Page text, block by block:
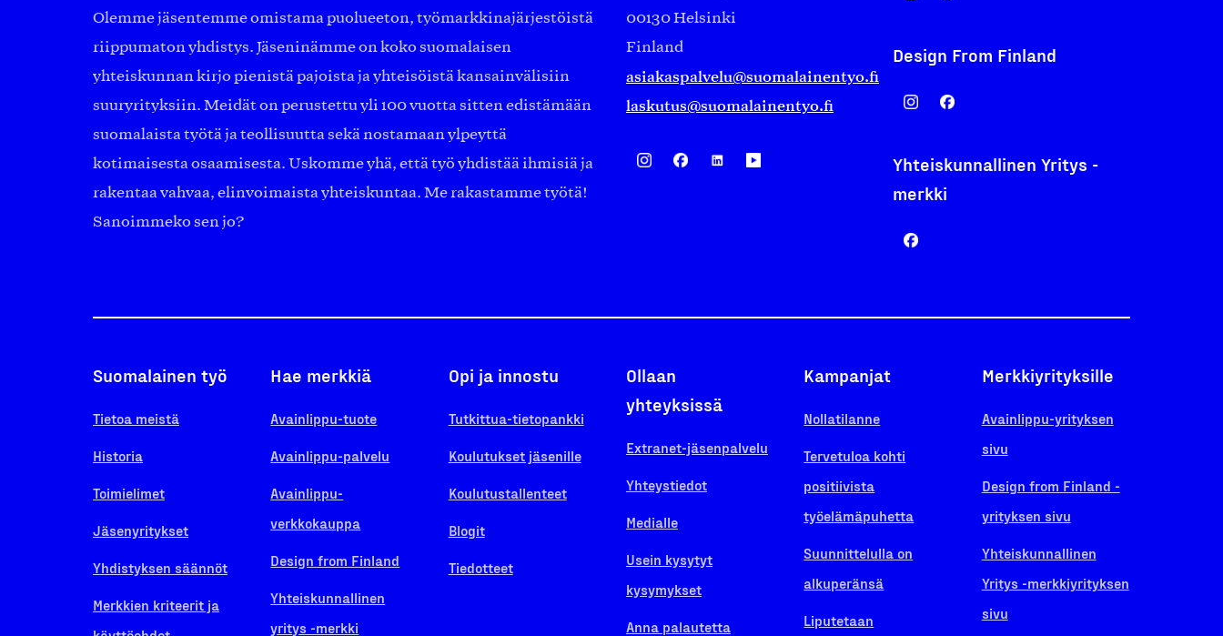
Olemme jäsentemme omistama puolueeton, työmarkkinajärjestöistä
riippumaton yhdistys. Jäseninämme on koko suomalaisen
yhteiskunnan kirjo pienistä pajoista ja yhteisöistä kansainvälisiin
suuryrityksiin. Meidät on perustettu yli 100 vuotta sitten edistämään
suomalaista työtä ja teollisuutta sekä nostamaan ylpeyttä
kotimaisesta osaamisesta. Uskomme yhä, että työ yhdistää ihmisiä ja
rakentaa vahvaa, elinvoimaista yhteiskuntaa. Me rakastamme työtä!
Sanoimmeko sen jo?
00130 Helsinki
Finland
asiakaspalvelu@suomalainentyo.fi
laskutus@suomalainentyo.fi
Design From Finland
Yhteiskunnallinen Yritys -
merkki
Suomalainen työ
Tietoa meistä
Historia
Toimielimet
Jäsenyritykset
Yhdistyksen säännöt
Merkkien kriteerit ja
Hae merkkiä
Avainlippu-tuote
Avainlippu-palvelu
Avainlippu-
verkkokauppa
Design from Finland
Yhteiskunnallinen
yritys -merkki
Opi ja innostu
Tutkittua-tietopankki
Koulutukset jäsenille
Koulutustallenteet
Blogit
Tiedotteet
Ollaan
yhteyksissä
Extranet-jäsenpalvelu
Yhteystiedot
Medialle
Usein kysytyt
kysymykset
Anna palautetta
Kampanjat
Nollatilanne
Tervetuloa kohti
positiivista
työelämäpuhetta
Suunnittelulla on
alkuperänsä
Liputetaan
Merkkiyrityksille
Avainlippu-yrityksen
sivu
Design from Finland -
yrityksen sivu
Yhteiskunnallinen
Yritys -merkkiyrityksen
sivu